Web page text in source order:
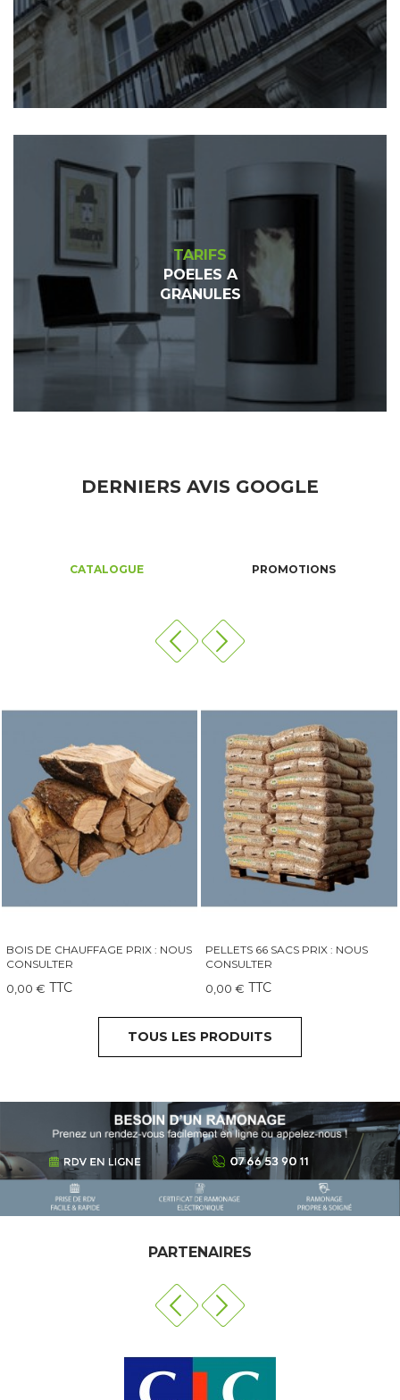
TARIFS
POELES A
GRANULES
DERNIERS AVIS GOOGLE
CATALOGUE PROMOTIONS
BOIS DE CHAUFFAGE PRIX : NOUS
CONSULTER
0,00 € TTC
PELLETS 66 SACS PRIX : NOUS
CONSULTER
0,00 € TTC
TOUS LES PRODUITS
PARTENAIRES